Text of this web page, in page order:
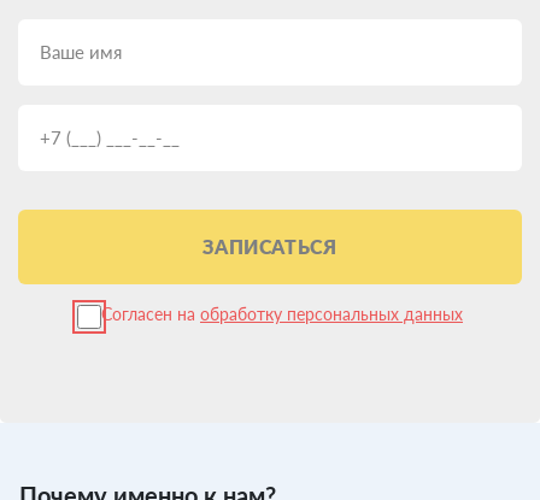
ЗАПИСАТЬСЯ
Согласен на обработку персональных данных